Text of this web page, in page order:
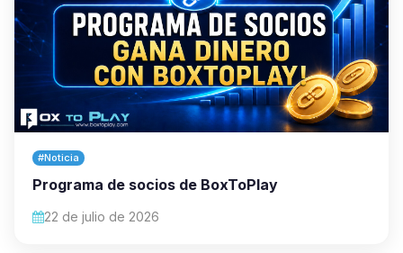
#Noticia
Programa de socios de BoxToPlay
22 de julio de 2026